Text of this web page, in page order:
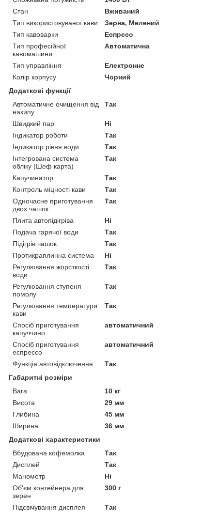
Стан
Вживаний
Тип використовуваної кави
Зерна, Мелений
Тип кавоварки
Еспресо
Тип професійної
кавомашини
Автоматична
Тип управління
Електронне
Колір корпусу
Чорний
Додаткові функції
Автоматичне очищення від
накипу
Так
Швидкий пар
Ні
Індикатор роботи
Так
Індикатор рівня води
Так
Інтегрована система
обліку (Шеф карта)
Так
Капучинатор
Так
Контроль міцності кави
Так
Одночасне приготування
двох чашок
Так
Плита автопідігріва
Ні
Подача гарячої води
Так
Підігрів чашок
Так
Протикраплинна система
Ні
Регулювання жорсткості
води
Так
Регулювання ступеня
помолу
Так
Регулювання температури
кави
Так
Спосіб приготування
капуччино
автоматичний
Спосіб приготування
еспрессо
автоматичний
Функція автовідключення
Так
Габаритні розміри
Вага
10 кг
Висота
29 мм
Глибина
45 мм
Ширина
36 мм
Додаткові характеристики
Вбудована кофемолка
Так
Дисплей
Так
Манометр
Ні
Об'єм контейнера для
зерен
300 г
Підсвічування дисплея
Так